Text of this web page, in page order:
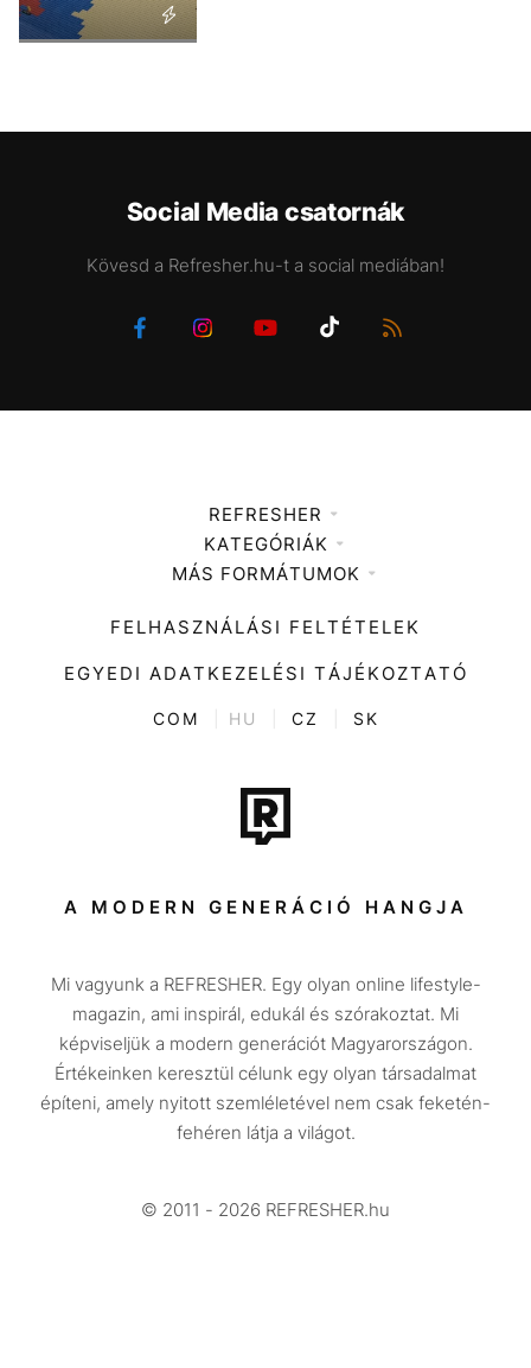
Social Media csatornák
Kövesd a Refresher.hu-t a social mediában!
REFRESHER
Médiaajánlat
KATEGÓRIÁK
Zene
Divat
Kultúra
ENTR
Tech-Tudomány
Sport
Társadalom
Utazás
Életmód
Design
Beszélgetések
Videó
MÁS FORMÁTUMOK
FELHASZNÁLÁSI FELTÉTELEK
EGYEDI ADATKEZELÉSI TÁJÉKOZTATÓ
COM HU CZ SK
A MODERN GENERÁCIÓ HANGJA
Mi vagyunk a REFRESHER. Egy olyan online lifestyle-
magazin, ami inspirál, edukál és szórakoztat. Mi
képviseljük a modern generációt Magyarországon.
Értékeinken keresztül célunk egy olyan társadalmat
építeni, amely nyitott szemléletével nem csak feketén-
fehéren látja a világot.
© 2011 - 2026 REFRESHER.hu